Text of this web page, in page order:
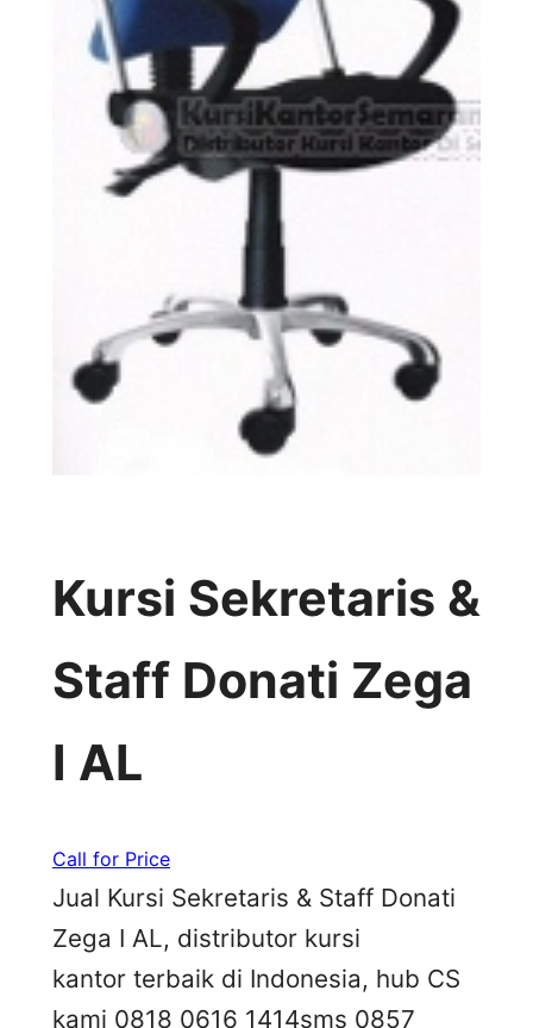
Kursi Sekretaris &
Staff Donati Zega
I AL
Call for Price
Jual Kursi Sekretaris & Staff Donati
Zega I AL, distributor kursi
kantor terbaik di Indonesia, hub CS
kami 0818 0616 1414sms 0857